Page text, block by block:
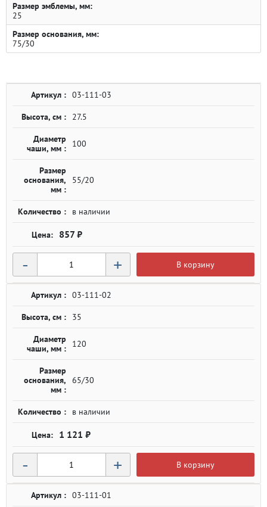
Размер эмблемы, мм:
25
Размер основания, мм:
75/30
Артикул : 03-111-03
Высота, см : 27.5
Диаметр
чаши, мм :
100
Размер
основания,
мм :
55/20
Количество : в наличии
857 ₽
- + В корзину
Артикул : 03-111-02
Высота, см : 35
Диаметр
чаши, мм :
120
Размер
основания,
мм :
65/30
Количество : в наличии
1 121 ₽
- + В корзину
Артикул : 03-111-01